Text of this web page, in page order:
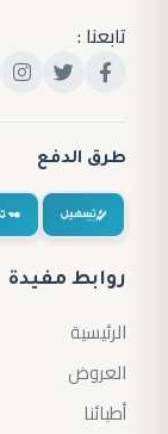
تابعنا :
طرق الدفع
روابط مفيدة
الرئيسية
العروض
أطبائنا